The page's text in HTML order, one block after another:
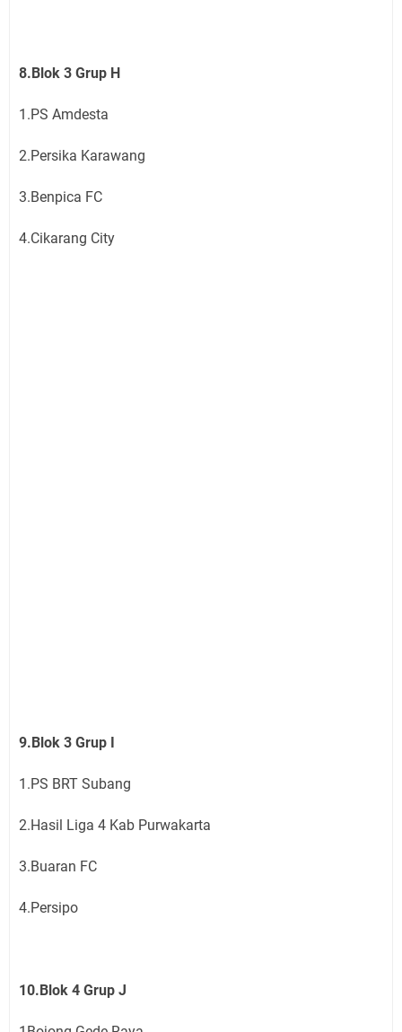
8.Blok 3 Grup H
1.PS Amdesta
2.Persika Karawang
3.Benpica FC
4.Cikarang City
9.Blok 3 Grup I
1.PS BRT Subang
2.Hasil Liga 4 Kab Purwakarta
3.Buaran FC
4.Persipo
10.Blok 4 Grup J